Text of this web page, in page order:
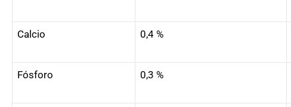
Calcio 0,4 %
Fósforo 0,3 %